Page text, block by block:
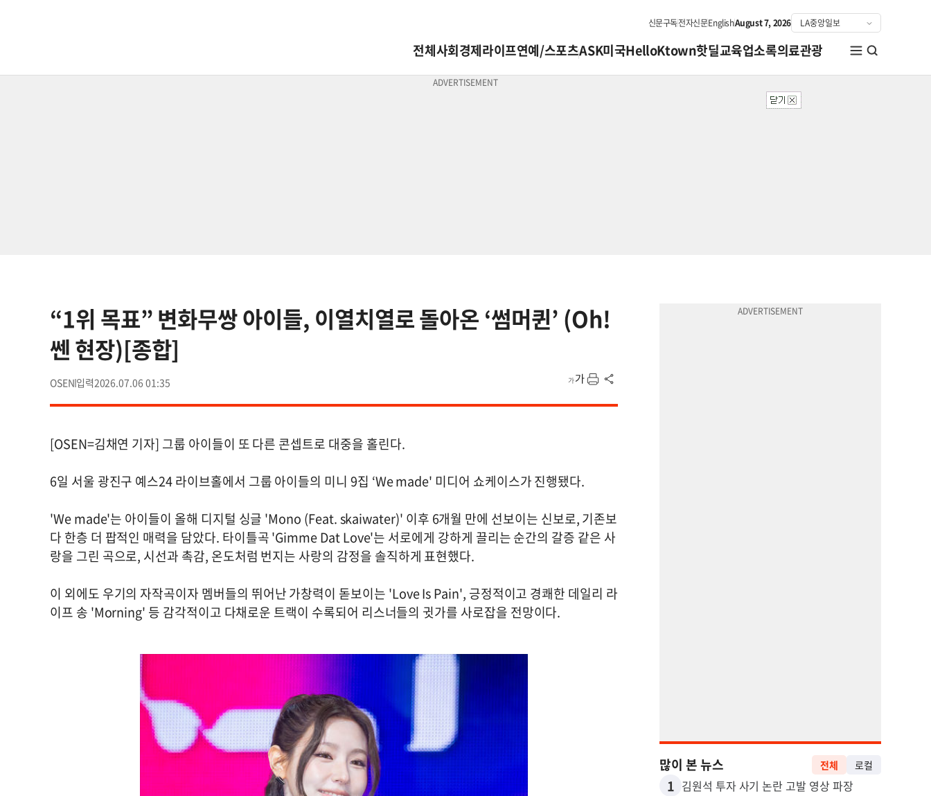
신문구독전자신문EnglishAugust 7, 2026
전체사회경제라이프연예/스포츠ASK미국HelloKtown핫딜교육업소록의료관광
“1위 목표” 변화무쌍 아이들, 이열치열로 돌아온 ‘썸머퀸’ (Oh!
쎈 현장)[종합]
OSEN 2026.07.06 01:35
[OSEN=김채연 기자] 그룹 아이들이 또 다른 콘셉트로 대중을 홀린다.
6일 서울 광진구 예스24 라이브홀에서 그룹 아이들의 미니 9집 ‘We made' 미디어 쇼케이스가 진행됐다.
'We made'는 아이들이 올해 디지털 싱글 'Mono (Feat. skaiwater)' 이후 6개월 만에 선보이는 신보로, 기존보
다 한층 더 팝적인 매력을 담았다. 타이틀곡 'Gimme Dat Love'는 서로에게 강하게 끌리는 순간의 갈증 같은 사
랑을 그린 곡으로, 시선과 촉감, 온도처럼 번지는 사랑의 감정을 솔직하게 표현했다.
이 외에도 우기의 자작곡이자 멤버들의 뛰어난 가창력이 돋보이는 'Love Is Pain', 긍정적이고 경쾌한 데일리 라
이프 송 'Morning' 등 감각적이고 다채로운 트랙이 수록되어 리스너들의 귓가를 사로잡을 전망이다.
많이 본 뉴스 전체 로컬
1 김원석 투자 사기 논란 고발 영상 파장